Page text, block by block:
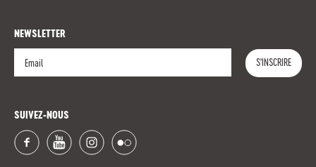
NEWSLETTER
S'INSCRIRE
SUIVEZ-NOUS